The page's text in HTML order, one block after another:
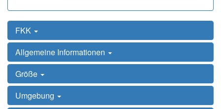
FKK
Allgemeine Informationen
Größe
Umgebung